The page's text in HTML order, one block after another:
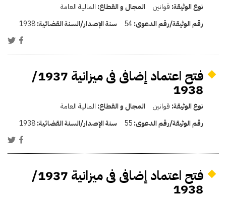
نوع الوثيقة: قوانين المجال و القطاع: المالية العامة
رقم الوثيقة/رقم الدعوى:54 سنة الإصدار/السنة القضائية:1938
فتح اعتماد إضافى فى ميزانية 1937/
1938
نوع الوثيقة: قوانين المجال و القطاع: المالية العامة
رقم الوثيقة/رقم الدعوى:55 سنة الإصدار/السنة القضائية:1938
فتح اعتماد إضافى فى ميزانية 1937/
1938